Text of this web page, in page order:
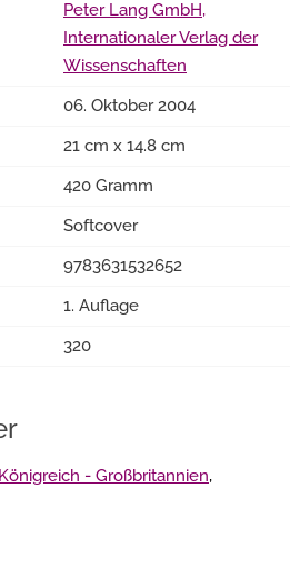
Peter Lang GmbH,
Internationaler Verlag der
Wissenschaften
06. Oktober 2004
21 cm x 14.8 cm
420 Gramm
Softcover
9783631532652
1. Auflage
320
- Großbritannien,